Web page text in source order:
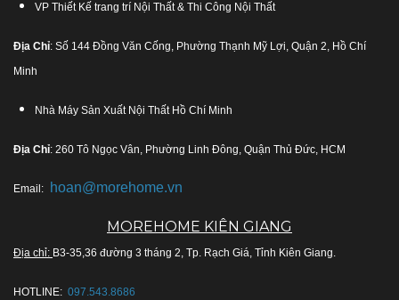
VP Thiết Kế trang trí Nội Thất & Thi Công Nội Thất
Địa Chỉ: Số 144 Đồng Văn Cống, Phường Thạnh Mỹ Lợi, Quận 2, Hồ Chí
Minh
Nhà Máy Sản Xuất Nội Thất Hồ Chí Minh
Địa Chỉ: 260 Tô Ngọc Vân, Phường Linh Đông, Quận Thủ Đức, HCM
Email: hoan@morehome.vn
MOREHOME KIÊN GIANG
Địa chỉ: B3-35,36 đường 3 tháng 2, Tp. Rạch Giá, Tỉnh Kiên Giang.
HOTLINE: 097.543.8686